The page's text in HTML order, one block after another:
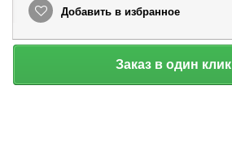
Добавить в избранное
Заказ в один клик